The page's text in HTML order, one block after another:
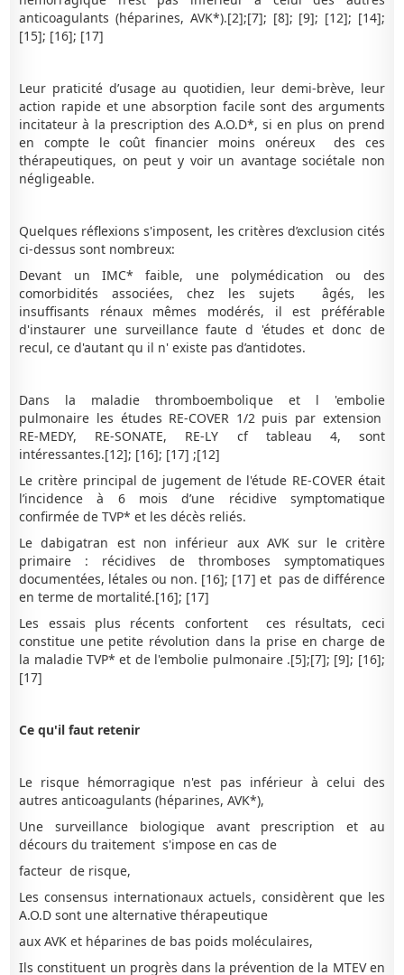
anticoagulants (héparines, AVK*).[2];[7]; [8]; [9]; [12]; [14];
[15]; [16]; [17]
Leur praticité d’usage au quotidien, leur demi-brève, leur
action rapide et une absorption facile sont des arguments
incitateur à la prescription des A.O.D*, si en plus on prend
en compte le coût financier moins onéreux des ces
thérapeutiques, on peut y voir un avantage sociétale non
négligeable.
Quelques réflexions s'imposent, les critères d’exclusion cités
ci-dessus sont nombreux:
Devant un IMC* faible, une polymédication ou des
comorbidités associées, chez les sujets âgés, les
insuffisants rénaux mêmes modérés, il est préférable
d'instaurer une surveillance faute d 'études et donc de
recul, ce d'autant qu il n' existe pas d’antidotes.
Dans la maladie thromboembolique et l 'embolie
pulmonaire les études RE-COVER 1/2 puis par extension
RE-MEDY, RE-SONATE, RE-LY cf tableau 4, sont
intéressantes.[12]; [16]; [17] ;[12]
Le critère principal de jugement de l'étude RE-COVER était
l’incidence à 6 mois d’une récidive symptomatique
confirmée de TVP* et les décès reliés.
Le dabigatran est non inférieur aux AVK sur le critère
primaire : récidives de thromboses symptomatiques
documentées, létales ou non. [16]; [17] et pas de différence
en terme de mortalité.[16]; [17]
Les essais plus récents confortent ces résultats, ceci
constitue une petite révolution dans la prise en charge de
la maladie TVP* et de l'embolie pulmonaire .[5];[7]; [9]; [16];
[17]
Ce qu'il faut retenir
Le risque hémorragique n'est pas inférieur à celui des
autres anticoagulants (héparines, AVK*),
Une surveillance biologique avant prescription et au
décours du traitement s'impose en cas de
facteur de risque,
Les consensus internationaux actuels, considèrent que les
A.O.D sont une alternative thérapeutique
aux AVK et héparines de bas poids moléculaires,
Ils constituent un progrès dans la prévention de la MTEV en